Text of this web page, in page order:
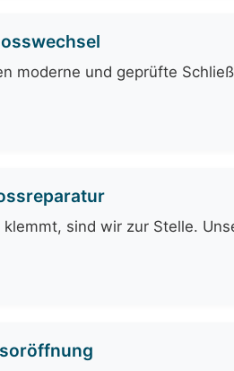
moderne und geprüfte
sind wir zur Stelle.